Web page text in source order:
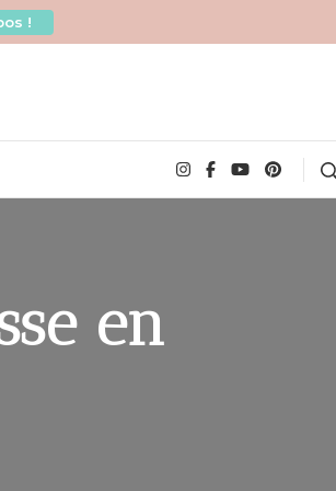
!
en